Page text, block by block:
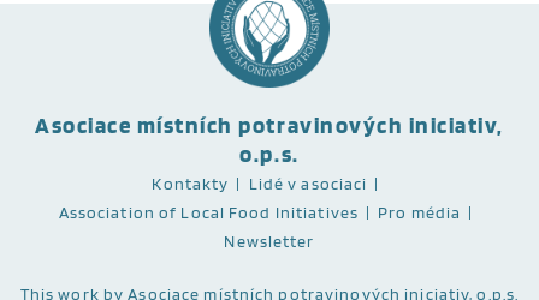
Asociace místních potravinových iniciativ,
o.p.s.
Kontakty
Lidé v asociaci
Association of Local Food Initiatives
Pro média
Newsletter
This work by Asociace místních potravinových iniciativ, o.p.s.